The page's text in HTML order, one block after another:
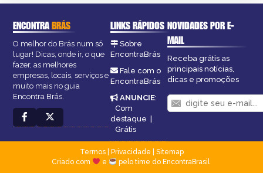
ENCONTRABRÁS
O melhor do Brás num só
lugar! Dicas, onde ir, o que
fazer, as melhores
empresas, locais, serviços e
muito mais no guia
Encontra Brás.
LINKS RÁPIDOS
Sobre
EncontraBrás
Fale com o
EncontraBrás
ANUNCIE:
Com
destaque |
Grátis
NOVIDADES POR E-
MAIL
Receba grátis as
principais notícias,
dicas e promoções
Termos| Privacidade
Sitemap
Criado com
e pelo time do EncontraBrasil